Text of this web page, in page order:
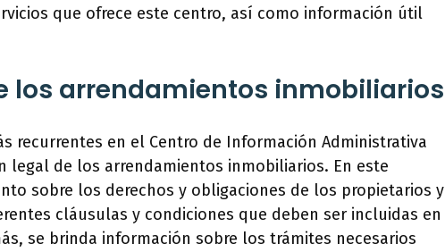
que ofrece este centro, así como información útil
los arrendamientos inmobiliarios
recurrentes en el Centro de Información Administrativa
legal de los arrendamientos inmobiliarios. En este
sobre los derechos y obligaciones de los propietarios y
cláusulas y condiciones que deben ser incluidas en
se brinda información sobre los trámites necesarios